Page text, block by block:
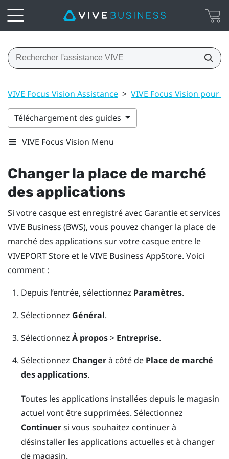
VIVE Focus Vision Assistance > VIVE Focus Vision pour
Téléchargement des guides
VIVE Focus Vision Menu
Changer la place de marché
des applications
Si votre casque est enregistré avec Garantie et services
VIVE Business (BWS), vous pouvez changer la place de
marché des applications sur votre casque entre le
VIVEPORTStore et leVIVE Business AppStore. Voici
comment :
Depuis l’entrée, sélectionnez Paramètres.
Sélectionnez Général.
Sélectionnez À propos> Entreprise.
Sélectionnez Changerà côté de Place de marché
des applications.
Toutes les applications installées depuis le magasin
actuel vont être supprimées. Sélectionnez
Continuersi vous souhaitez continuer à
désinstaller les applications actuelles et à changer
de magasin.